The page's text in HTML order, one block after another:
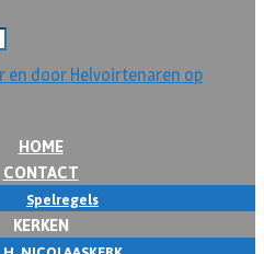
HOME
CONTACT
Spelregels
KERKEN